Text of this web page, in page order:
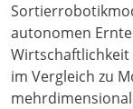
autonomen
im Vergleich zu